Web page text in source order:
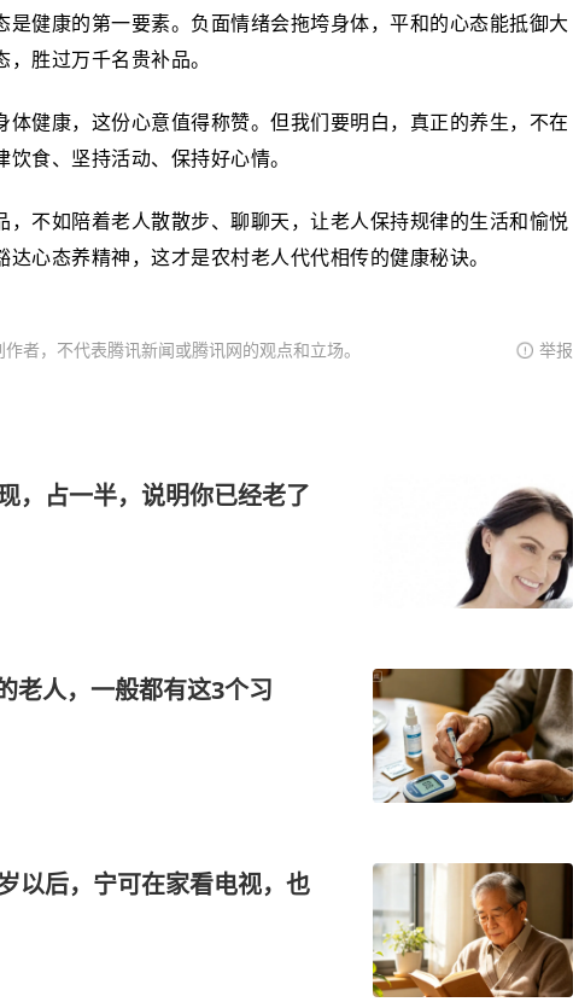
是健康的第一要素。负面情绪会拖垮身体，平和的心态能抵御大
胜过万千名贵补品。
体健康，这份心意值得称赞。但我们要明白，真正的养生，不在
食、坚持活动、保持好心情。
，不如陪着老人散散步、聊聊天，让老人保持规律的生活和愉悦
心态养精神，这才是农村老人代代相传的健康秘诀。
者，不代表腾讯新闻或腾讯网的观点和立场。 举报
，占一半，说明你已经老了
老人，一般都有这3个习
以后，宁可在家看电视，也